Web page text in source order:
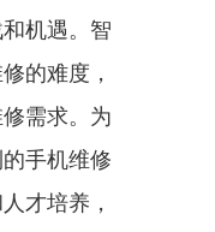
机遇。智
的难度，
需求。为
手机维修
才培养，